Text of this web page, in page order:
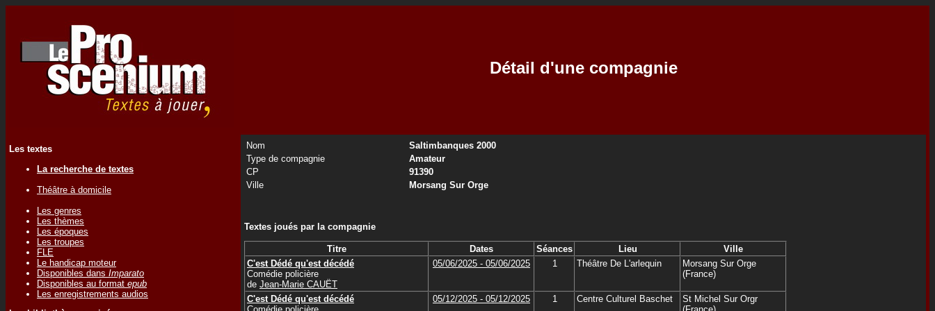
Détail d'une compagnie
Les textes
La recherche de textes
Théâtre à domicile
Les genres
Les thèmes
Les époques
Les troupes
FLE
Le handicap moteur
Disponibles dans Imparato
Disponibles au format epub
Les enregistrements audios
Nom
Saltimbanques 2000
Type de compagnie
Amateur
CP
91390
Ville
Morsang Sur Orge
Textes joués par la compagnie
Titre Dates Séances Lieu
Ville
C'est Dédé qu'est décédé
Comédie policière
de Jean-Marie CAUËT
05/06/2025 - 05/06/2025 1 Théâtre De L'arlequin
Morsang Sur Orge
(France)
C'est Dédé qu'est décédé
05/12/2025 - 05/12/2025 1 Centre Culturel Baschet
St Michel Sur Orgr